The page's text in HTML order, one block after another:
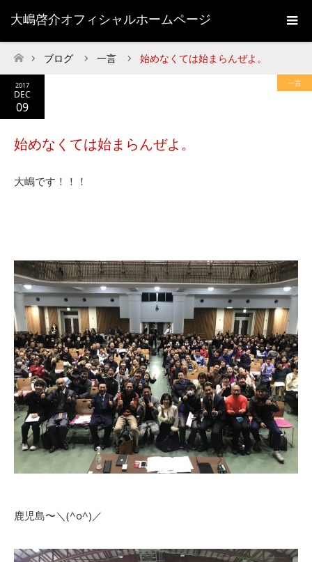
大嶋啓介オフィシャルホームページ
ホーム
ブログ 一言 始めなくては始まらんぜよ。
2017
DEC
09
一言
始めなくては始まらんぜよ。
大嶋です！！！
鹿児島〜＼(^o^)／